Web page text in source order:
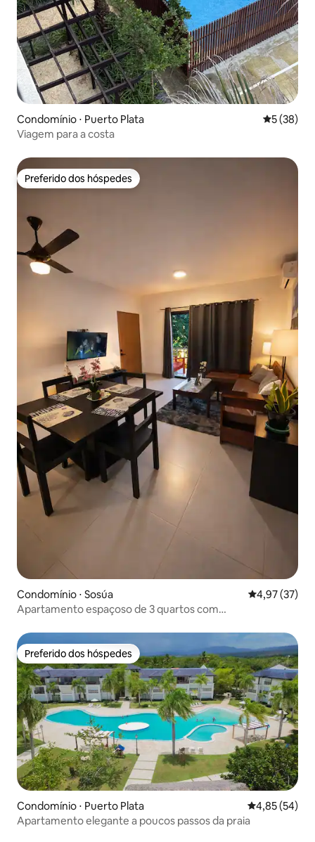
Condomínio ⋅ Puerto Plata 5 de uma
5 (38)
Viagem para a costa
Preferido dos hóspedes
Preferido dos hóspedes
Condomínio ⋅ Sosúa 4,97 de uma
4,97 (37)
Apartamento espaçoso de 3 quartos com
Preferido dos hóspedes
Preferido dos hóspedes
Condomínio ⋅ Puerto Plata 4,85 de uma
4,85 (54)
Apartamento elegante a poucos passos da praia